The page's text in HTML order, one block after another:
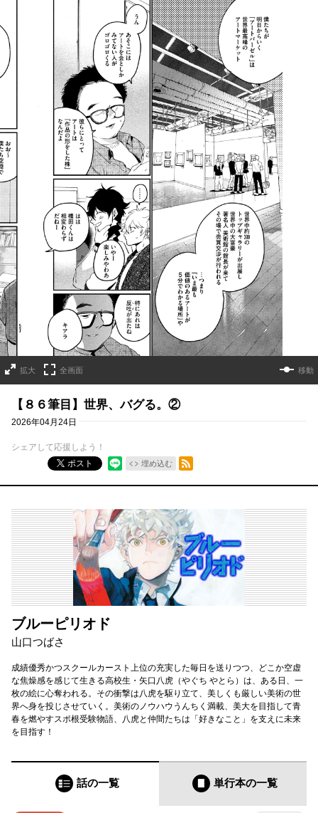
拡大 全画面 移動
【８６筆目】世界、バグる。②
2026年04月24日
シェアして応援しよう！
ポスト
埋め込む
RSSフィード
ブルーピリオド
山口つばさ
成績優秀かつスクールカースト上位の充実した毎日を送りつつ、どこか空虚
な焦燥感を感じて生きる高校生・矢口八虎（やぐち やとら）は、ある日、一
枚の絵に心奪われる。その衝撃は八虎を駆り立て、美しくも厳しい美術の世
界へ身を投じさせていく。美術のノウハウうんちく満載、美大を目指して青
春を燃やすスポ根受験物語、八虎と仲間たちは「好きなこと」を支えに未来
を目指す！
話の一覧 単行本の一覧